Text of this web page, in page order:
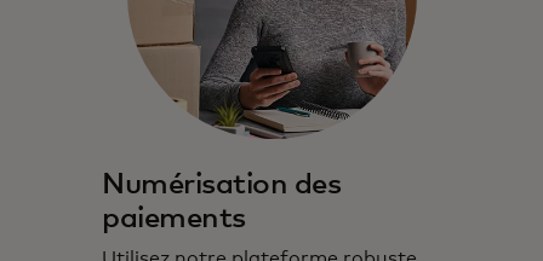
Numérisation des
paiements